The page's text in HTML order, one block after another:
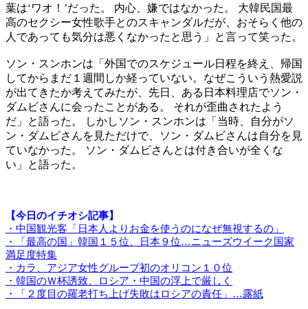
葉は‘ワオ！’だった。 内心、嫌ではなかった。 大韓民国最
高のセクシー女性歌手とのスキャンダルだが、おそらく他の
人であっても気分は悪くなかったと思う」と言って笑った。
ソン・スンホンは「外国でのスケジュール日程を終え、帰国
してからまだ１週間しか経っていない。なぜこういう熱愛説
が出てきたか考えてみたが、先日、ある日本料理店でソン・
ダムビさんに会ったことがある。 それが歪曲されたよう
だ」と語った。 しかしソン・スンホンは「当時、自分がソ
ン・ダムビさんを見ただけで、ソン・ダムビさんは自分を見
ていなかった。 ソン・ダムビさんとは付き合いが全くな
い」と語った。
【今日のイチオシ記事】
・中国観光客「日本人よりお金を使うのになぜ無視するの」
・「最高の国」韓国１５位、日本９位…ニューズウイーク国家
満足度特集
・カラ、アジア女性グループ初のオリコン１０位
・韓国のＷ杯誘致、ロシア・中国の浮上で厳しく
・「２度目の羅老打ち上げ失敗はロシアの責任」…露紙